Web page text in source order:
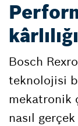
Bosch
teknolojisi
mekatronik
nasıl